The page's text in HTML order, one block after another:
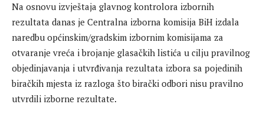
Na osnovu izvještaja glavnog kontrolora izbornih
rezultata danas je Centralna izborna komisija BiH izdala
naredbu općinskim/gradskim izbornim komisijama za
otvaranje vreća i brojanje glasačkih listića u cilju pravilnog
objedinjavanja i utvrđivanja rezultata izbora sa pojedinih
biračkih mjesta iz razloga što birački odbori nisu pravilno
utvrdili izborne rezultate.